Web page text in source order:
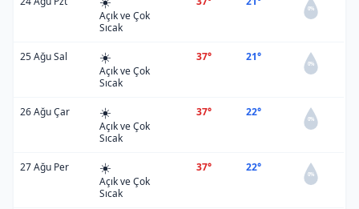
Açık ve Çok
Sıcak
0%
25 Ağu Sal ☀️
Açık ve Çok
Sıcak
37° 21°
0%
26 Ağu Çar ☀️
Açık ve Çok
Sıcak
37° 22°
0%
27 Ağu Per ☀️
Açık ve Çok
Sıcak
37° 22°
0%